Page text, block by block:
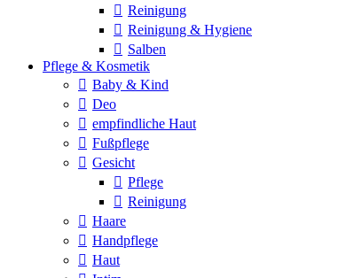
Reinigung
Reinigung & Hygiene
Salben
Pflege & Kosmetik
Baby & Kind
Deo
empfindliche Haut
Fußpflege
Gesicht
Pflege
Reinigung
Haare
Handpflege
Haut